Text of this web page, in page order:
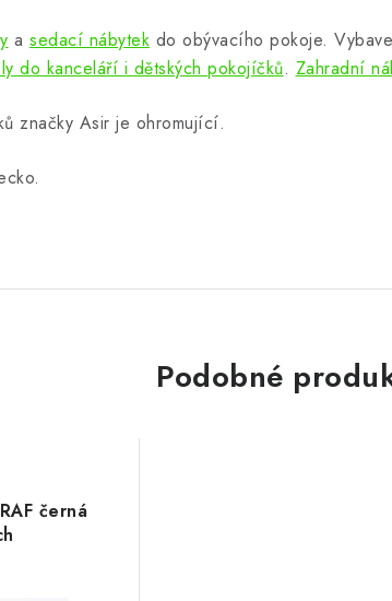
a sedací nábytek do obývacího pokoje.
do kanceláří i dětských pokojíčků. Zahradní
značky Asir je ohromující.
Podobné
černá